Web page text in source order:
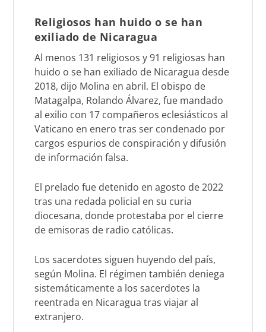
Religiosos han huido o se han
exiliado de Nicaragua
Al menos 131 religiosos y 91 religiosas han
huido o se han exiliado de Nicaragua desde
2018, dijo Molina en abril. El obispo de
Matagalpa, Rolando Álvarez, fue mandado
al exilio con 17 compañeros eclesiásticos al
Vaticano en enero tras ser condenado por
cargos espurios de conspiración y difusión
de información falsa.
El prelado fue detenido en agosto de 2022
tras una redada policial en su curia
diocesana, donde protestaba por el cierre
de emisoras de radio católicas.
Los sacerdotes siguen huyendo del país,
según Molina. El régimen también deniega
sistemáticamente a los sacerdotes la
reentrada en Nicaragua tras viajar al
extranjero.